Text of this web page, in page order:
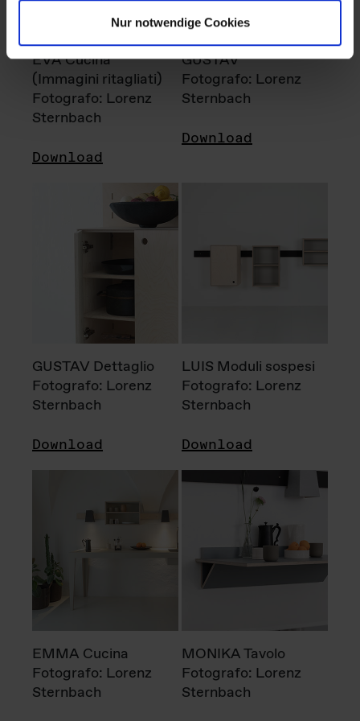
Nur notwendige Cookies
EVA Cucina
(Immagini ritagliati)
Fotografo: Lorenz
Sternbach
Download
GUSTAV
Fotografo: Lorenz
Sternbach
Download
GUSTAV Dettaglio
Fotografo: Lorenz
Sternbach
Download
LUIS Moduli sospesi
Fotografo: Lorenz
Sternbach
Download
EMMA Cucina
Fotografo: Lorenz
Sternbach
MONIKA Tavolo
Fotografo: Lorenz
Sternbach